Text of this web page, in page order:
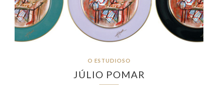
O ESTUDIOSO
JÚLIO POMAR